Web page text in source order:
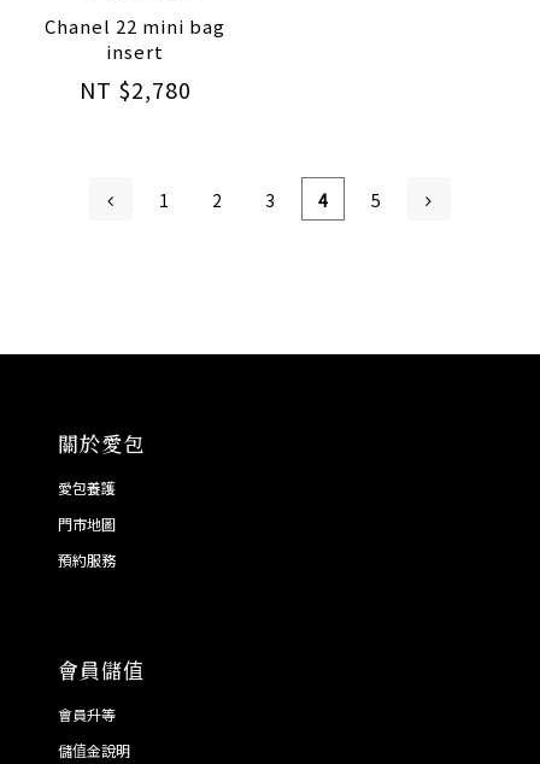
Chanel 22 mini bag
insert
NT $2,780
1 2 3 4 5
關於愛包
愛包養護
門市地圖
預約服務
會員儲值
會員升等
儲值金說明